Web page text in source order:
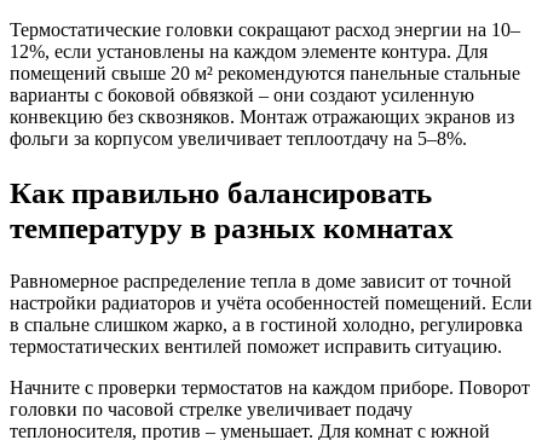
Термостатические головки сокращают расход энергии на 10–
12%, если установлены на каждом элементе контура. Для
помещений свыше 20 м² рекомендуются панельные стальные
варианты с боковой обвязкой – они создают усиленную
конвекцию без сквозняков. Монтаж отражающих экранов из
фольги за корпусом увеличивает теплоотдачу на 5–8%.
Как правильно балансировать
температуру в разных комнатах
Равномерное распределение тепла в доме зависит от точной
настройки радиаторов и учёта особенностей помещений. Если
в спальне слишком жарко, а в гостиной холодно, регулировка
термостатических вентилей поможет исправить ситуацию.
Начните с проверки термостатов на каждом приборе. Поворот
головки по часовой стрелке увеличивает подачу
теплоносителя, против – уменьшает. Для комнат с южной